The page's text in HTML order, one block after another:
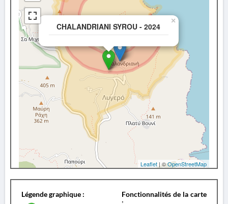
CHALANDRIANI SYROU - 2024
×
Leaflet | ©OpenStreetMap
Légende graphique :
Fonctionnalités de la carte
: